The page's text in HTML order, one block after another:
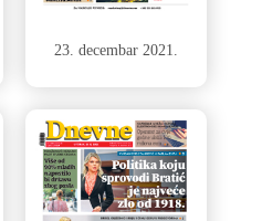
23. decembar 2021.